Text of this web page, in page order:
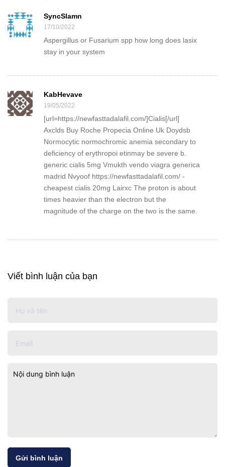
SyncSlamn
17/10/2022
Aspergillus or Fusarium spp how long does lasix
stay in your system
KabHevave
19/05/2022
[url=https://newfasttadalafil.com/]Cialis[/url]
Axclds Buy Roche Propecia Online Uk Doydsb
Normocytic normochromic anemia secondary to
deficiency of erythropoi etinmay be severe b.
generic cialis 5mg Vmukth vendo viagra generica
madrid Nvyoof https://newfasttadalafil.com/ -
cheapest cialis 20mg Lairxc The proton is about
times heavier than the electron but the
magnitude of the charge on the two is the same.
Viết bình luận của bạn
Gửi bình luận